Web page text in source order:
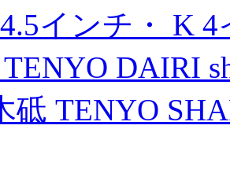
インチ・ K
DAIRI
砥 TENYO